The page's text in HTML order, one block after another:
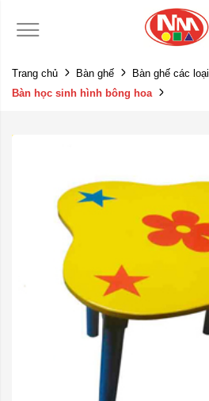
Trang chủ Bàn ghế
Bàn ghế các loại
Bàn học sinh hình bông hoa